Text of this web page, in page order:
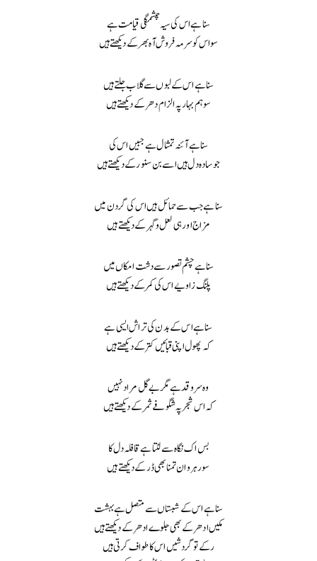
سنا ہے اس کی سیہ چشمگی قیامت ہے
سو اس کو سرمہ فروش آہ بھر کے دیکھتے ہیں
سنا ہے اس کے لبوں سے گلاب جلتے ہیں
سو ہم بہار پہ الزام دھر کے دیکھتے ہیں
سنا ہے آئنہ تمثال ہے جبیں اس کی
جو سادہ دل ہیں اسے بن سنور کے دیکھتے ہیں
سنا ہے جب سے حمائل ہیں اس کی گردن میں
مزاج اور ہی لعل و گہر کے دیکھتے ہیں
سنا ہے چشم تصور سے دشت امکاں میں
پلنگ زاویے اس کی کمر کے دیکھتے ہیں
سنا ہے اس کے بدن کی تراش ایسی ہے
کہ پھول اپنی قبائیں کتر کے دیکھتے ہیں
وہ سرو قد ہے مگر بے گل مراد نہیں
کہ اس شجر پہ شگوفے ثمر کے دیکھتے ہیں
بس اک نگاہ سے لٹتا ہے قافلہ دل کا
سو رہروان تمنا بھی ڈر کے دیکھتے ہیں
سنا ہے اس کے شبستاں سے متصل ہے بہشت
مکیں ادھر کے بھی جلوے ادھر کے دیکھتے ہیں
رکے تو گردشیں اس کا طواف کرتی ہیں